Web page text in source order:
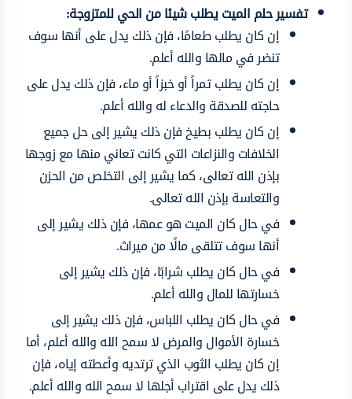
تفسير حلم الميت يطلب شيئا من الحي للمتزوجة:
إن كان يطلب طعامًا، فإن ذلك يدل على أنها سوف
تنضر في مالها والله أعلم.
إن كان يطلب تمراً أو خبزاً أو ماء، فإن ذلك يدل على
حاجته للصدقة والدعاء له والله أعلم.
إن كان يطلب بطيخ فإن ذلك يشير إلى حل جميع
الخلافات والنزاعات التي كانت تعاني منها مع زوجها
بإذن الله تعالى، كما يشير إلى التخلص من الحزن
والتعاسة بإذن الله تعالى.
في حال كان الميت هو عمها، فإن ذلك يشير إلى
أنها سوف تتلقى مالًا من ميراث.
في حال كان يطلب شرابًا، فإن ذلك يشير إلى
خسارتها للمال والله أعلم.
في حال كان يطلب اللباس، فإن ذلك يشير إلى
خسارة الأموال والمرض لا سمح الله والله أعلم، أما
إن كان يطلب الثوب الذي ترتديه وأعطته إياه، فإن
ذلك يدل على اقتراب أجلها لا سمح الله والله أعلم.